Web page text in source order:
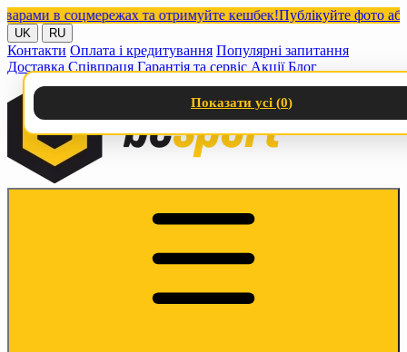
в соцмережах та отримуйте кешбек!Публікуйте фото або
UK RU
Контакти Оплата і кредитування Популярні запитання
Доставка Співпраця Гарантія та сервіс Акції Блог
Показати усі (0)